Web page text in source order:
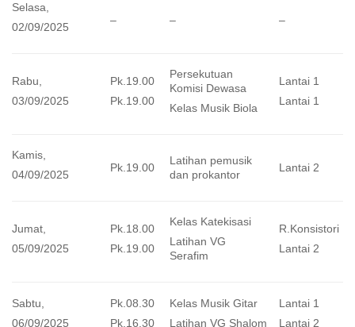
Selasa,
02/09/2025
– – –
Rabu,
03/09/2025
Pk.19.00
Pk.19.00
Persekutuan
Komisi Dewasa
Kelas Musik Biola
Lantai 1
Lantai 1
Kamis,
04/09/2025
Pk.19.00
Latihan pemusik
dan prokantor
Lantai 2
Jumat,
05/09/2025
Pk.18.00
Pk.19.00
Kelas Katekisasi
Latihan VG
Serafim
R.Konsistori
Lantai 2
Sabtu,
06/09/2025
Pk.08.30
Pk.16.30
Kelas Musik Gitar
Latihan VG Shalom
Lantai 1
Lantai 2